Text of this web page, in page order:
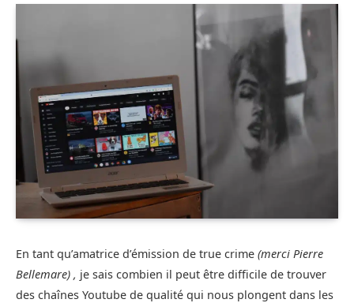
En tant qu’amatrice d’émission de true crime (merci Pierre
Bellemare) , je sais combien il peut être difficile de trouver
des chaînes Youtube de qualité qui nous plongent dans les